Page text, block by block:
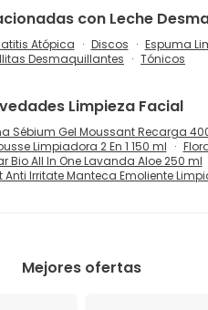
con Leche
Atópica Discos Espuma
Desmaquillantes
Tónicos
Limpieza Facial
Sébium Gel Moussant Recarga
Limpiadora 2 En 1 150 ml
Bio All In One Lavanda Aloe 250 ml
Anti Irritate Manteca Emoliente
Mejores ofertas